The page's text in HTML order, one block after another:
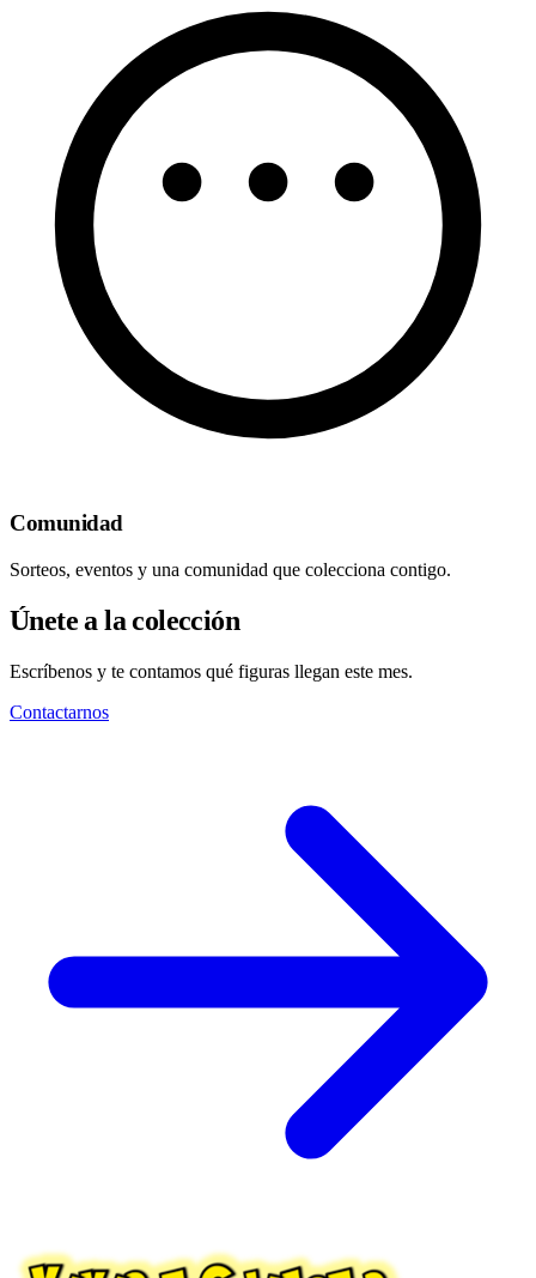
Comunidad
Sorteos, eventos y una comunidad que colecciona contigo.
Únete a la colección
Escríbenos y te contamos qué figuras llegan este mes.
Contactarnos